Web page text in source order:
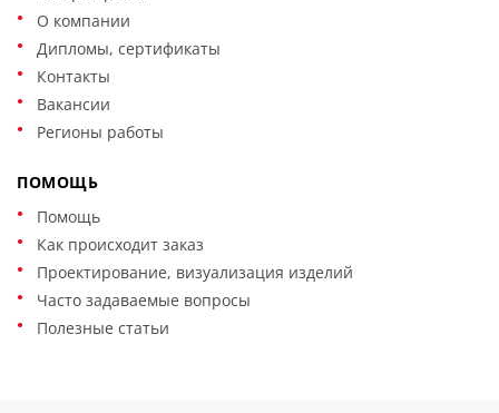
О компании
Дипломы, сертификаты
Контакты
Вакансии
Регионы работы
ПОМОЩЬ
Помощь
Как происходит заказ
Проектирование, визуализация изделий
Часто задаваемые вопросы
Полезные статьи